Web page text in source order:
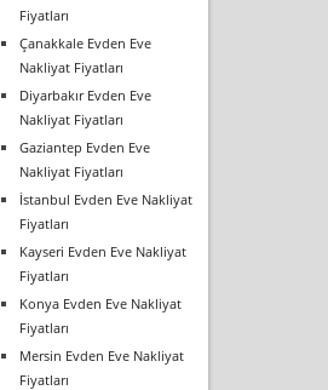
Fiyatları
Çanakkale Evden Eve
Nakliyat Fiyatları
Diyarbakır Evden Eve
Nakliyat Fiyatları
Gaziantep Evden Eve
Nakliyat Fiyatları
İstanbul Evden Eve Nakliyat
Fiyatları
Kayseri Evden Eve Nakliyat
Fiyatları
Konya Evden Eve Nakliyat
Fiyatları
Mersin Evden Eve Nakliyat
Fiyatları